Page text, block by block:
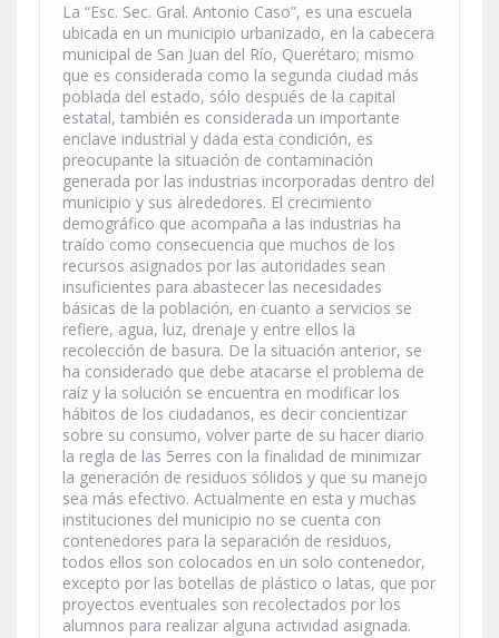
La “Esc. Sec. Gral. Antonio Caso”, es una escuela
ubicada en un municipio urbanizado, en la cabecera
municipal de San Juan del Río, Querétaro; mismo
que es considerada como la segunda ciudad más
poblada del estado, sólo después de la capital
estatal, también es considerada un importante
enclave industrial y dada esta condición, es
preocupante la situación de contaminación
generada por las industrias incorporadas dentro del
municipio y sus alrededores. El crecimiento
demográfico que acompaña a las industrias ha
traído como consecuencia que muchos de los
recursos asignados por las autoridades sean
insuficientes para abastecer las necesidades
básicas de la población, en cuanto a servicios se
refiere, agua, luz, drenaje y entre ellos la
recolección de basura. De la situación anterior, se
ha considerado que debe atacarse el problema de
raíz y la solución se encuentra en modificar los
hábitos de los ciudadanos, es decir concientizar
sobre su consumo, volver parte de su hacer diario
la regla de las 5erres con la finalidad de minimizar
la generación de residuos sólidos y que su manejo
sea más efectivo. Actualmente en esta y muchas
instituciones del municipio no se cuenta con
contenedores para la separación de residuos,
todos ellos son colocados en un solo contenedor,
excepto por las botellas de plástico o latas, que por
proyectos eventuales son recolectados por los
alumnos para realizar alguna actividad asignada.